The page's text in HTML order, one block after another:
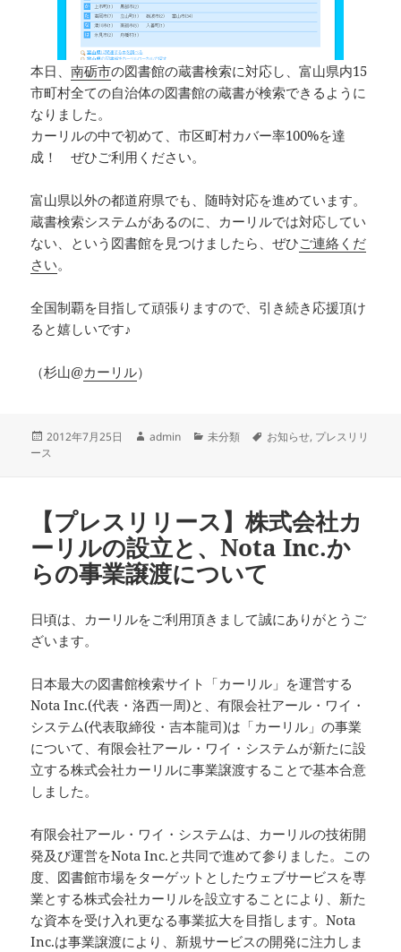
本日、南砺市の図書館の蔵書検索に対応し、富山県内15
市町村全ての自治体の図書館の蔵書が検索できるように
なりました。
カーリルの中で初めて、市区町村カバー率100%を達
成！ ぜひご利用ください。
富山県以外の都道府県でも、随時対応を進めています。
蔵書検索システムがあるのに、カーリルでは対応してい
ない、という図書館を見つけましたら、ぜひご連絡くだ
さい。
全国制覇を目指して頑張りますので、引き続き応援頂け
ると嬉しいです♪
（杉山@カーリル）
投
稿
2012年7月25日
作
admin
カ
未分類
タ
お知らせ, プレスリリ
ース
【プレスリリース】株式会社カ
ーリルの設立と、Nota Inc.か
らの事業譲渡について
日頃は、カーリルをご利用頂きまして誠にありがとうご
ざいます。
日本最大の図書館検索サイト「カーリル」を運営する
Nota Inc.(代表・洛西一周)と、有限会社アール・ワイ・
システム(代表取締役・吉本龍司)は「カーリル」の事業
について、有限会社アール・ワイ・システムが新たに設
立する株式会社カーリルに事業譲渡することで基本合意
しました。
有限会社アール・ワイ・システムは、カーリルの技術開
発及び運営をNota Inc.と共同で進めて参りました。この
度、図書館市場をターゲットとしたウェブサービスを専
業とする株式会社カーリルを設立することにより、新た
な資本を受け入れ更なる事業拡大を目指します。Nota
Inc.は事業譲渡により、新規サービスの開発に注力しま